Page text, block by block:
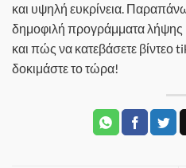
και υψηλή ευκρίνεια.
δημοφιλή προγράμματα λήψης
και πώς να κατεβάσετε βίντεο
δοκιμάστε το τώρα!